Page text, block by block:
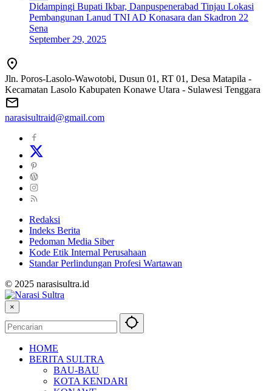
Didampingi Bupati Ikbar, Danpuspenerabad Tinjau Lokasi
Pembangunan Lanud TNI AD Konasara dan Skadron 22
Sena
September 29, 2025
Jln. Poros-Lasolo-Wawotobi, Dusun 01, RT 01, Desa Matapila -
Kecamatan Lasolo Kabupaten Konawe Utara - Sulawesi Tenggara
narasisultraid@gmail.com
Redaksi
Indeks Berita
Pedoman Media Siber
Kode Etik Internal Perusahaan
Standar Perlindungan Profesi Wartawan
© 2025 narasisultra.id
×
HOME
BERITA SULTRA
BAU-BAU
KOTA KENDARI